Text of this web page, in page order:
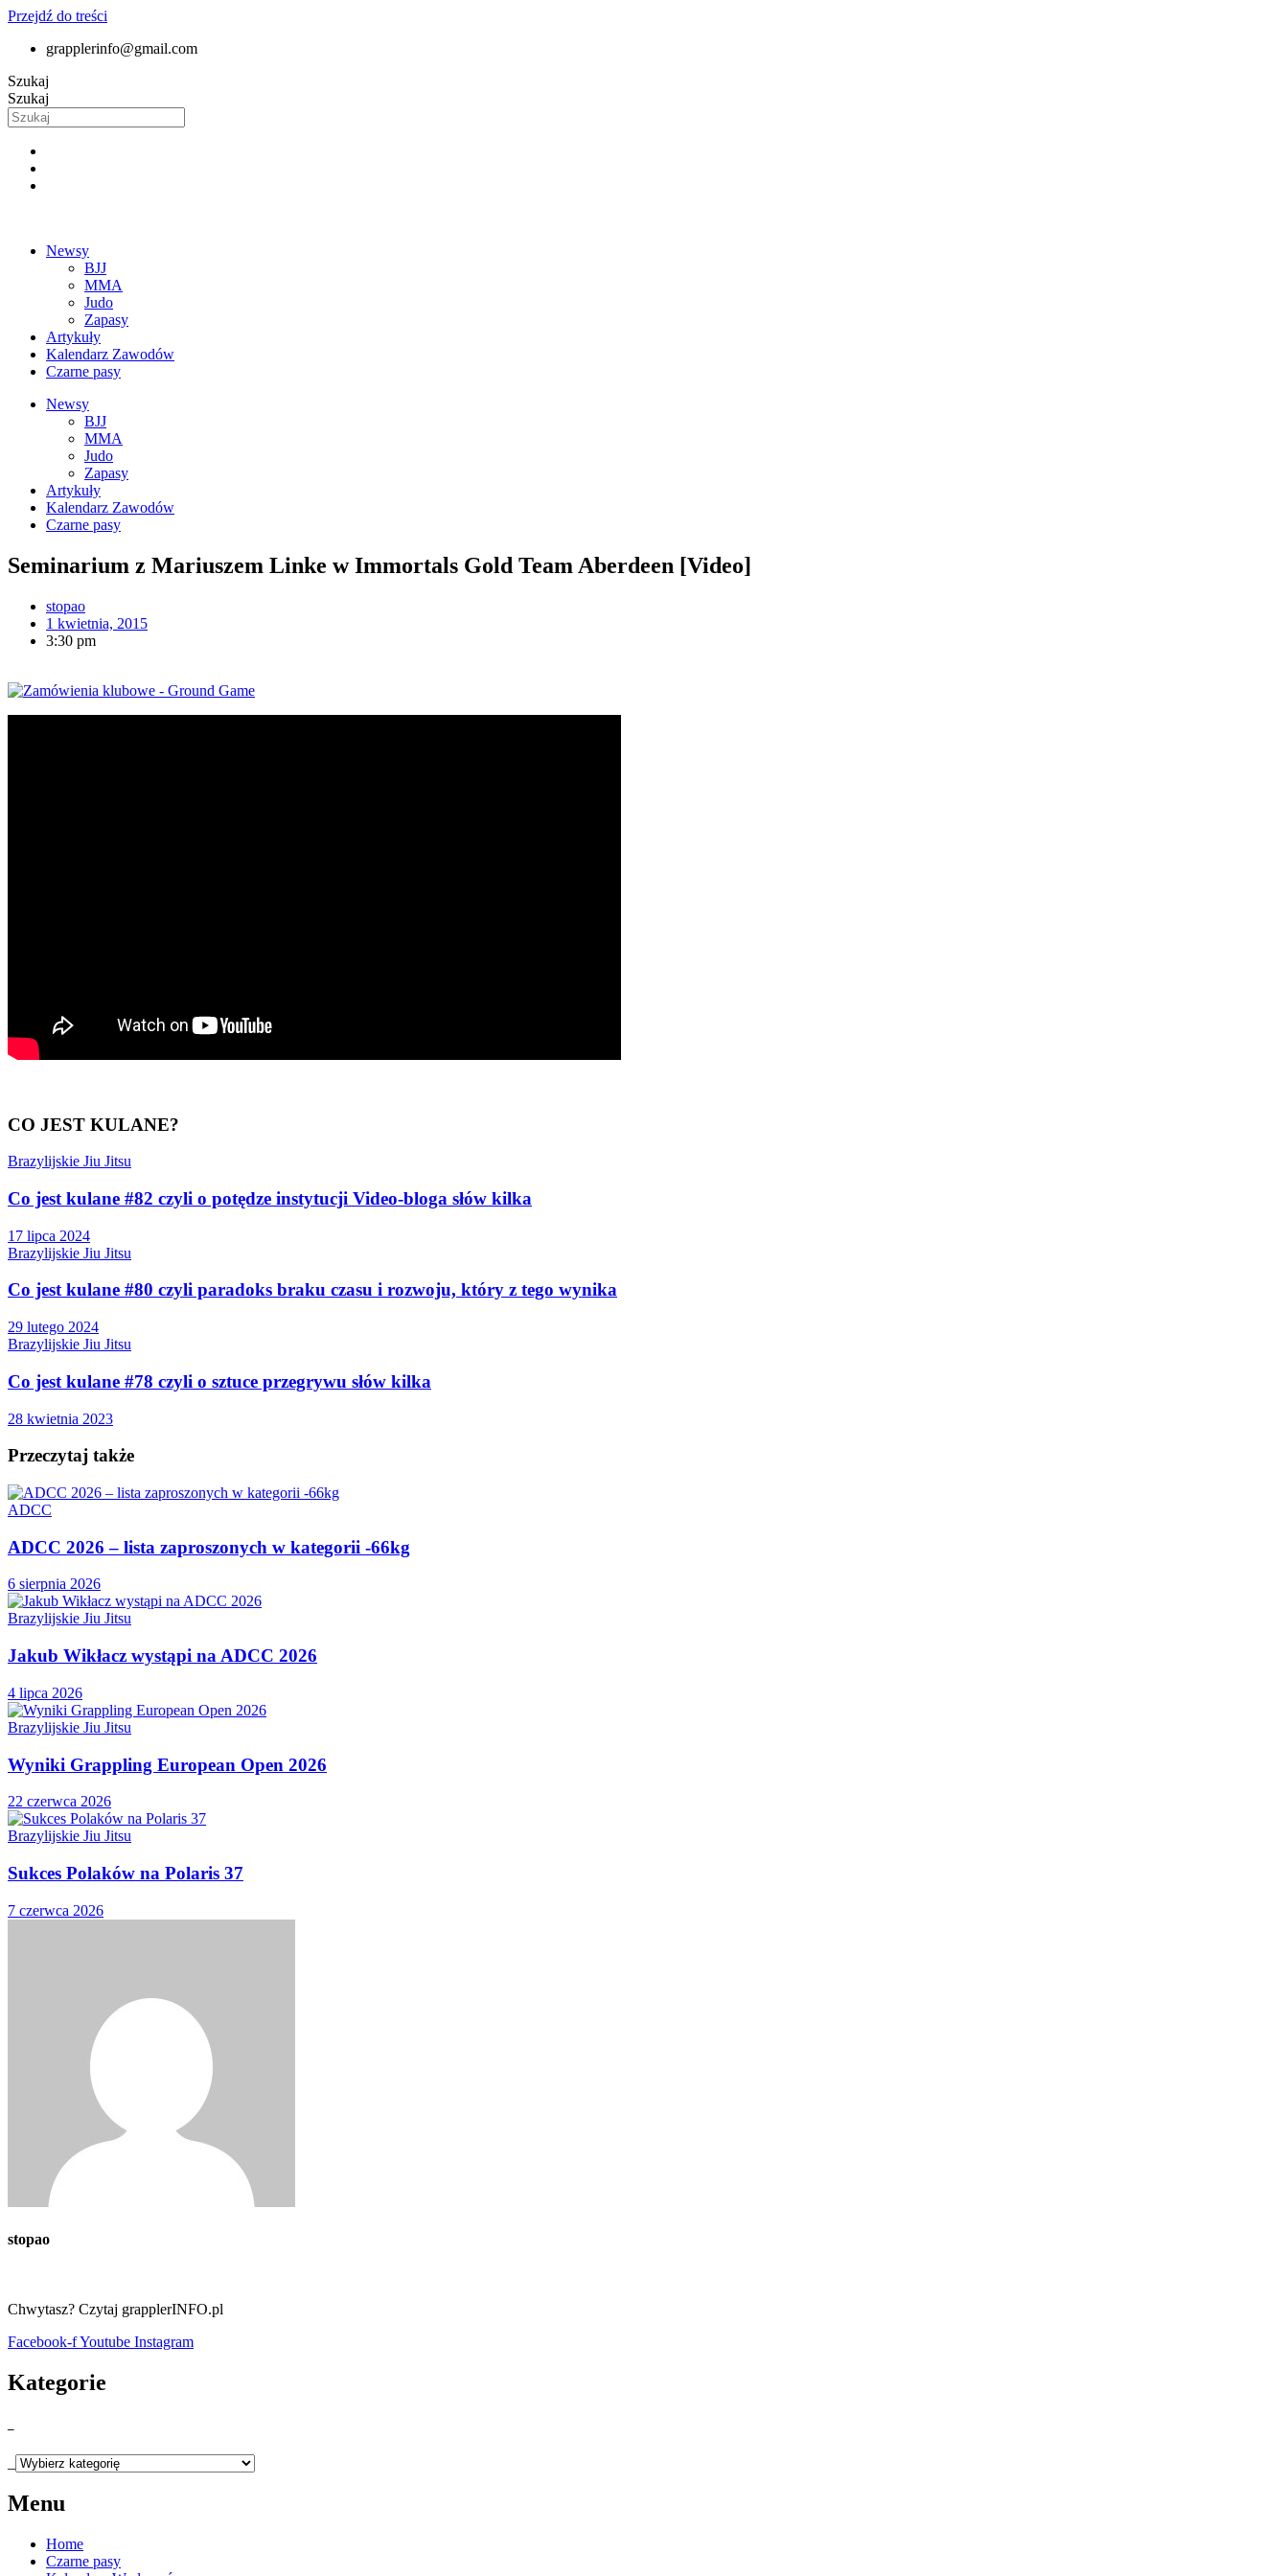
Przejdź do treści
grapplerinfo@gmail.com
Szukaj
Szukaj
Newsy
BJJ
MMA
Judo
Zapasy
Artykuły
Kalendarz Zawodów
Czarne pasy
Newsy
BJJ
MMA
Judo
Zapasy
Artykuły
Kalendarz Zawodów
Czarne pasy
Seminarium z Mariuszem Linke w Immortals Gold Team Aberdeen [Video]
stopao
1 kwietnia, 2015
3:30 pm
CO JEST KULANE?
Brazylijskie Jiu Jitsu
Co jest kulane #82 czyli o potędze instytucji Video-bloga słów kilka
17 lipca 2024
Brazylijskie Jiu Jitsu
Co jest kulane #80 czyli paradoks braku czasu i rozwoju, który z tego wynika
29 lutego 2024
Brazylijskie Jiu Jitsu
Co jest kulane #78 czyli o sztuce przegrywu słów kilka
28 kwietnia 2023
Przeczytaj także
ADCC
ADCC 2026 – lista zaproszonych w kategorii -66kg
6 sierpnia 2026
Brazylijskie Jiu Jitsu
Jakub Wikłacz wystąpi na ADCC 2026
4 lipca 2026
Brazylijskie Jiu Jitsu
Wyniki Grappling European Open 2026
22 czerwca 2026
Brazylijskie Jiu Jitsu
Sukces Polaków na Polaris 37
7 czerwca 2026
stopao
Chwytasz? Czytaj grapplerINFO.pl
Facebook-fYoutube Instagram
Kategorie
Menu
Home
Czarne pasy